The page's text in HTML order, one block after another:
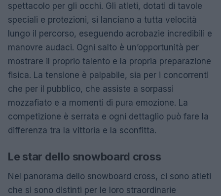
spettacolo per gli occhi. Gli atleti, dotati di tavole
speciali e protezioni, si lanciano a tutta velocità
lungo il percorso, eseguendo acrobazie incredibili e
manovre audaci. Ogni salto è un’opportunità per
mostrare il proprio talento e la propria preparazione
fisica. La tensione è palpabile, sia per i concorrenti
che per il pubblico, che assiste a sorpassi
mozzafiato e a momenti di pura emozione. La
competizione è serrata e ogni dettaglio può fare la
differenza tra la vittoria e la sconfitta.
Le star dello snowboard cross
Nel panorama dello snowboard cross, ci sono atleti
che si sono distinti per le loro straordinarie